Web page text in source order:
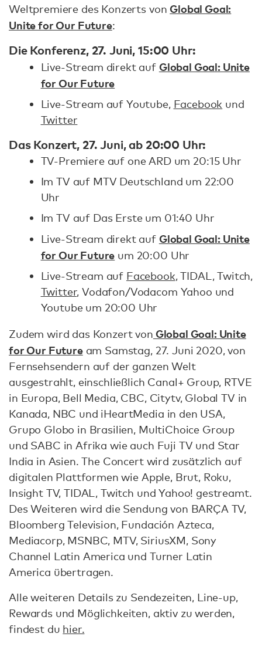
Weltpremiere des Konzerts vonGlobal Goal:
Unite for Our Future:
Die Konferenz, 27. Juni, 15:00 Uhr:
Live-Stream direkt auf Global Goal: Unite
for Our Future
Live-Stream auf Youtube, Facebook und
Twitter
Das Konzert, 27. Juni, ab 20:00 Uhr:
TV-Premiere auf one ARD um 20:15 Uhr
Im TV auf MTV Deutschland um 22:00
Uhr
Im TV auf Das Erste um 01:40 Uhr
Live-Stream direkt auf Global Goal: Unite
for Our Future um 20:00 Uhr
Live-Stream auf Facebook, TIDAL, Twitch,
Twitter, Vodafon/Vodacom Yahoo und
Youtube um 20:00 Uhr
Zudem wird das Konzert von Global Goal: Unite
for Our Futuream Samstag, 27. Juni 2020, von
Fernsehsendern auf der ganzen Welt
ausgestrahlt, einschließlich Canal+ Group, RTVE
in Europa, Bell Media, CBC, Citytv, Global TV in
Kanada, NBC und iHeartMedia in den USA,
Grupo Globo in Brasilien, MultiChoice Group
und SABC in Afrika wie auch Fuji TV und Star
India in Asien. The Concert wird zusätzlich auf
digitalen Plattformen wie Apple, Brut, Roku,
Insight TV, TIDAL, Twitch und Yahoo! gestreamt.
Des Weiteren wird die Sendung von BARÇA TV,
Bloomberg Television, Fundación Azteca,
Mediacorp, MSNBC, MTV, SiriusXM, Sony
Channel Latin America und Turner Latin
America übertragen.
Alle weiteren Details zu Sendezeiten, Line-up,
Rewards und Möglichkeiten, aktiv zu werden,
findest du hier.